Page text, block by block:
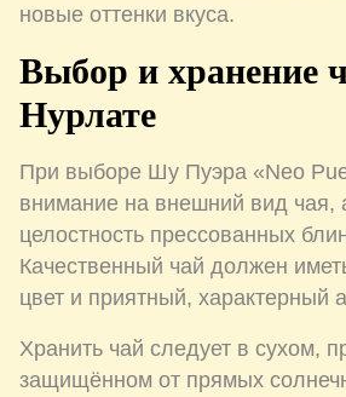
новые оттенки вкуса.
Выбор и хранение
Нурлате
При выборе Шу Пуэра «Neo
внимание на внешний вид чая,
целостность прессованных
Качественный чай должен
цвет и приятный, характерный
Хранить чай следует в сухом,
защищённом от прямых